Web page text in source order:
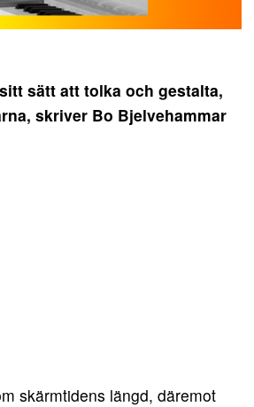
sätt att tolka och gestalta,
skriver Bo Bjelvehammar
skärmtidens längd, däremot